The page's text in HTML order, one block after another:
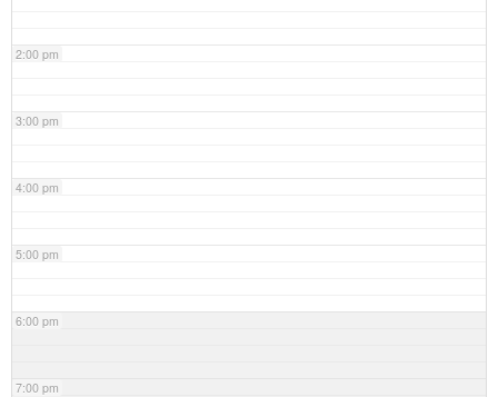
2:00 pm
3:00 pm
4:00 pm
5:00 pm
6:00 pm
7:00 pm